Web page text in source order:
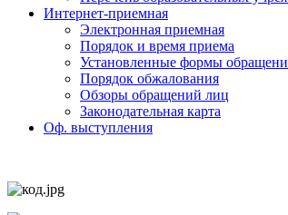
Интернет-приемная
Электронная приемная
Порядок и время приема
Установленные формы
Порядок обжалования
Обзоры обращений лиц
Законодательная карта
Оф. выступления